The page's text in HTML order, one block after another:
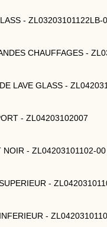
- ZL03203101122LB-
CHAUFFAGES -
LAVE GLASS -
- ZL04203102007
NOIR - ZL04203101102-00
-
-